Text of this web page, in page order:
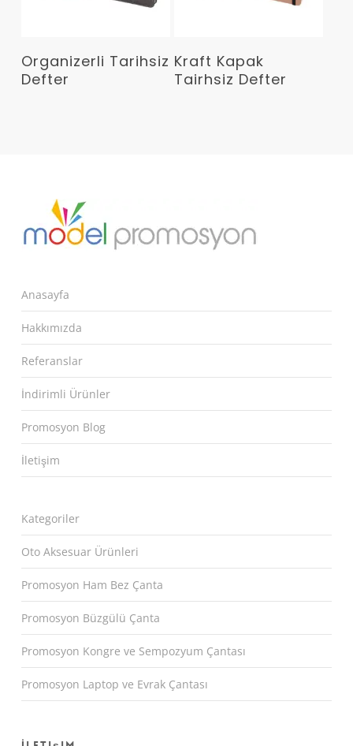
Devamını Oku
Organizerli Tarihsiz
Defter
Devamını Oku
Kraft Kapak
Tairhsiz Defter
Anasayfa
Hakkımızda
Referanslar
İndirimli Ürünler
Promosyon Blog
İletişim
Kategoriler
Oto Aksesuar Ürünleri
Promosyon Ham Bez Çanta
Promosyon Büzgülü Çanta
Promosyon Kongre ve Sempozyum Çantası
Promosyon Laptop ve Evrak Çantası